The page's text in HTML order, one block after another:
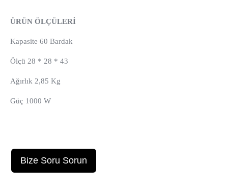
ÜRÜN ÖLÇÜLERİ
Kapasite 60 Bardak
Ölçü 28 * 28 * 43
Ağırlık 2,85 Kg
Güç 1000 W
Bize Soru Sorun